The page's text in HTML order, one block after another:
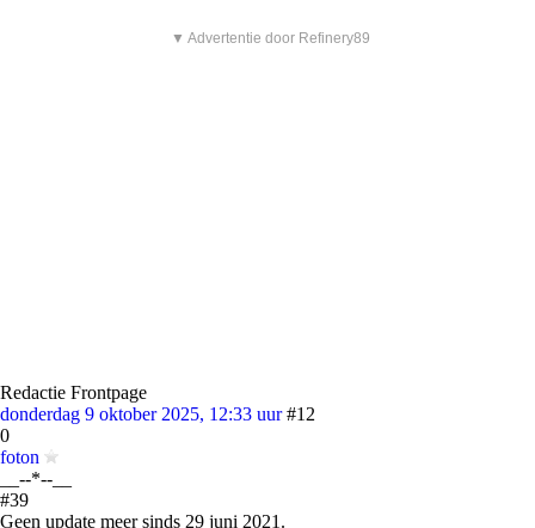
▼ Advertentie door Refinery89
Redactie Frontpage
donderdag 9 oktober 2025, 12:33 uur #12
0
foton
__--*--__
#39
Geen update meer sinds 29 juni 2021.